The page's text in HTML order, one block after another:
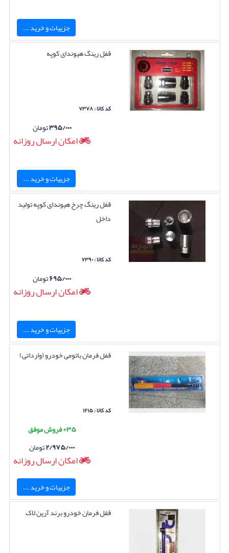
جزییات و خرید ...
قفل رینگ هیوندای کوپه
کد کالا : ۷۳۷۸
۳۹۵/۰۰۰تومان
امکان ارسال روزانه
جزییات و خرید ...
قفل رینگ چرخ هیوندای کوپه تولید
داخل
کد کالا : ۷۳۹۰
۶۹۵/۰۰۰تومان
امکان ارسال روزانه
جزییات و خرید ...
قفل فرمان باتومی خودرو (وارداتی)
کد کالا : ۱۲۱۵
۳۵+ فروش موفق
۲/۹۷۵/۰۰۰تومان
امکان ارسال روزانه
جزییات و خرید ...
قفل فرمان خودرو برند آرین لاک